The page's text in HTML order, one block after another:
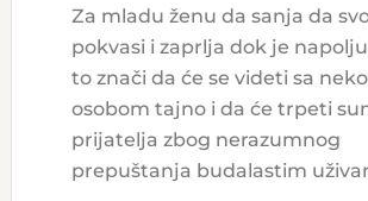
Za mladu ženu da sanja da
pokvasi i zaprlja dok je
to znači da će se videti sa
osobom tajno i da će trpeti
prijatelja zbog nerazumnog
prepuštanja budalastim